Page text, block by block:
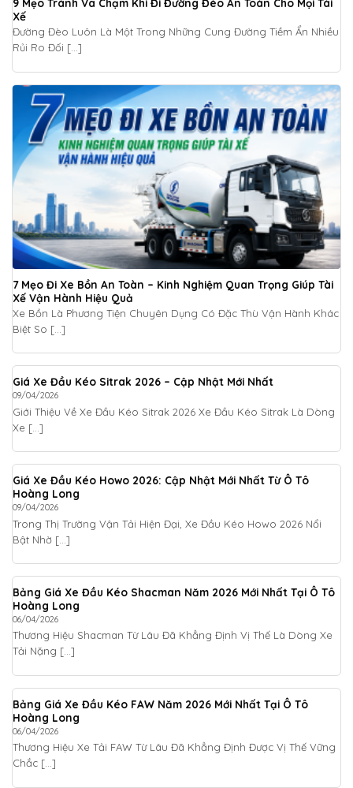
9 Mẹo Tránh Va Chạm Khi Đi Đường Đèo An Toàn Cho Mọi Tài
Xế
Đường Đèo Luôn Là Một Trong Những Cung Đường Tiềm Ẩn Nhiều
Rủi Ro Đối [...]
7 Mẹo Đi Xe Bồn An Toàn – Kinh Nghiệm Quan Trọng Giúp Tài
Xế Vận Hành Hiệu Quả
Xe Bồn Là Phương Tiện Chuyên Dụng Có Đặc Thù Vận Hành Khác
Biệt So [...]
Giá Xe Đầu Kéo Sitrak 2026 – Cập Nhật Mới Nhất
09/04/2026
Giới Thiệu Về Xe Đầu Kéo Sitrak 2026 Xe Đầu Kéo Sitrak Là Dòng
Xe [...]
Giá Xe Đầu Kéo Howo 2026: Cập Nhật Mới Nhất Từ Ô Tô
Hoàng Long
09/04/2026
Trong Thị Trường Vận Tải Hiện Đại, Xe Đầu Kéo Howo 2026 Nổi
Bật Nhờ [...]
Bảng Giá Xe Đầu Kéo Shacman Năm 2026 Mới Nhất Tại Ô Tô
Hoàng Long
06/04/2026
Thương Hiệu Shacman Từ Lâu Đã Khẳng Định Vị Thế Là Dòng Xe
Tải Nặng [...]
Bảng Giá Xe Đầu Kéo FAW Năm 2026 Mới Nhất Tại Ô Tô
Hoàng Long
06/04/2026
Thương Hiệu Xe Tải FAW Từ Lâu Đã Khẳng Định Được Vị Thế Vững
Chắc [...]